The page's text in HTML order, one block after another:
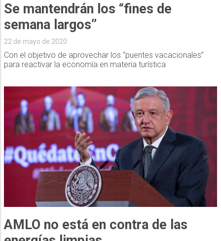
Se mantendrán los “fines de
semana largos”
22 de mayo de 2020
Con el objetivo de aprovechar los “puentes vacacionales”
para reactivar la economía en materia turística
AMLO no está en contra de las